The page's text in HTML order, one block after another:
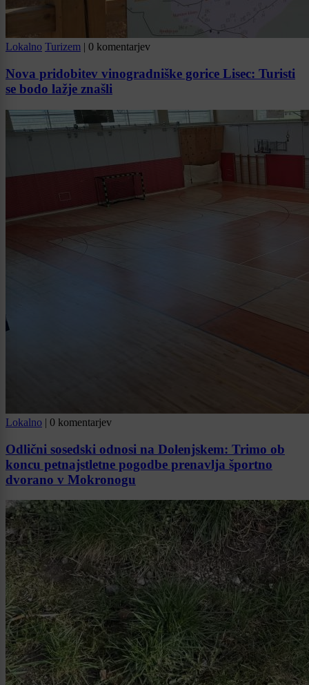
Lokalno Turizem 0 komentarjev
Nova pridobitev vinogradniške gorice Lisec: Turisti
se bodo lažje znašli
Lokalno | 0 komentarjev
Odlični sosedski odnosi na Dolenjskem: Trimo ob
koncu petnajstletne pogodbe prenavlja športno
dvorano v Mokronogu